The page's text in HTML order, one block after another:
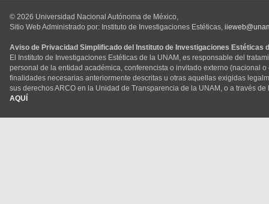
© 2026 Universidad Nacional Autónoma de México,
Sitio Web Administrado por: Instituto de Investigaciones Estéticas,
Aviso de Privacidad Simplificado del Instituto de Investigaciones Estéticas
El Instituto de Investigaciones Estéticas de la UNAM, es responsable del
personal de la entidad académica, conferencista o invitado externo (nacional
finalidades necesarias anteriormente descritas u otras aquellas exigidas
sus derechos ARCO en la Unidad de Transparencia de la UNAM, o a través
AQUÍ